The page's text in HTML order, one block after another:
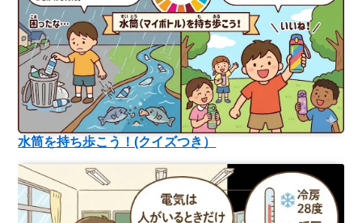
水筒を持ち歩こう！(クイズつき）